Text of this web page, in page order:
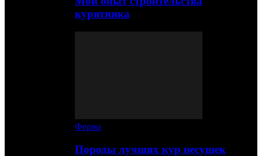
курятника
Ферма
Породы лучших кур несушек